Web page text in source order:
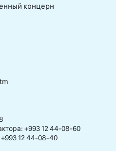
концерн
+993 12 44-08-60
+993 12 44-08-40